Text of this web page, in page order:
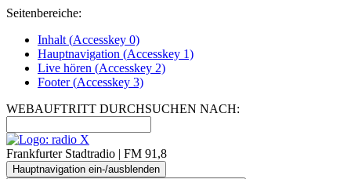
Seitenbereiche:
Inhalt (Accesskey 0)
Hauptnavigation (Accesskey 1)
Live hören (Accesskey 2)
Footer(Accesskey 3)
WEBAUFTRITT DURCHSUCHEN NACH:
Frankfurter Stadtradio | FM 91,8
Hauptnavigation ein-/ausblenden